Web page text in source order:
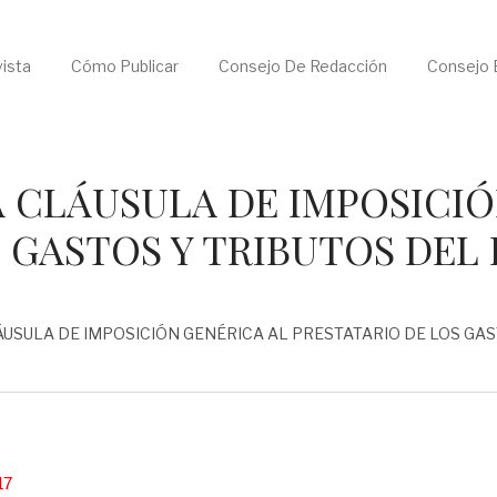
Cómo Publicar Consejo De Redacción Consejo
DE
Y TRIBUTOS DEL
DE IMPOSICIÓN GENÉRICA AL PRESTATARIO DE LOS